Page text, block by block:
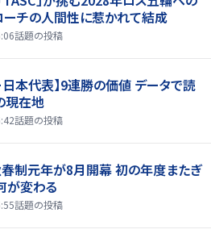
ーチの人間性に惹かれて結成
話題の投稿
日本代表】9連勝の価値 データで読
現在地
話題の投稿
春制元年が8月開幕 初の年度またぎ
が変わる
話題の投稿